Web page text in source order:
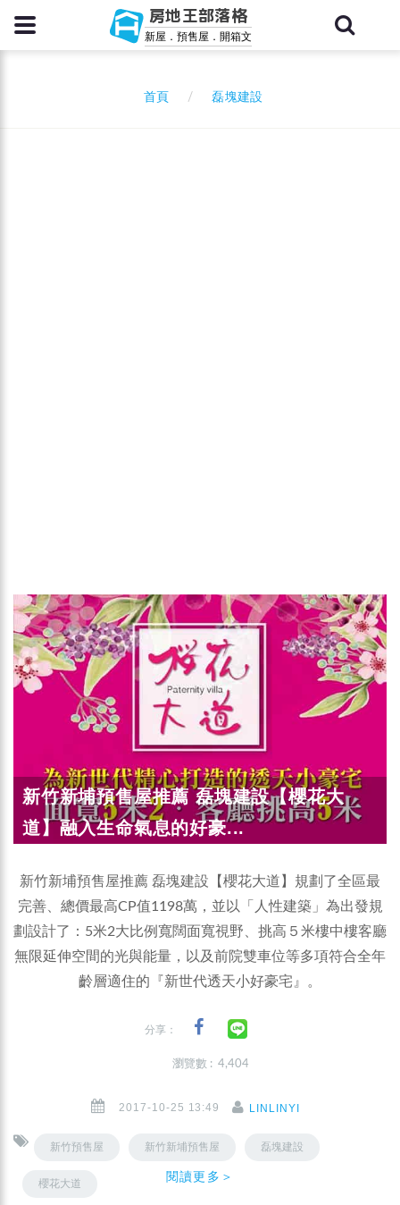
房地王部落格
新屋．預售屋．開箱文
首頁 磊塊建設
新竹新埔預售屋推薦 磊塊建設【櫻花大
道】融入生命氣息的好豪...
新竹新埔預售屋推薦 磊塊建設【櫻花大道】規劃了全區最
完善、總價最高CP值1198萬，並以「人性建築」為出發規
劃設計了：5米2大比例寬闊面寬視野、挑高５米樓中樓客廳
無限延伸空間的光與能量，以及前院雙車位等多項符合全年
齡層適住的『新世代透天小好豪宅』。
分享：
瀏覽數 : 4,404
2017-10-25 13:49 LINLINYI
新竹預售屋 新竹新埔預售屋 磊塊建設
櫻花大道 閱讀更多＞